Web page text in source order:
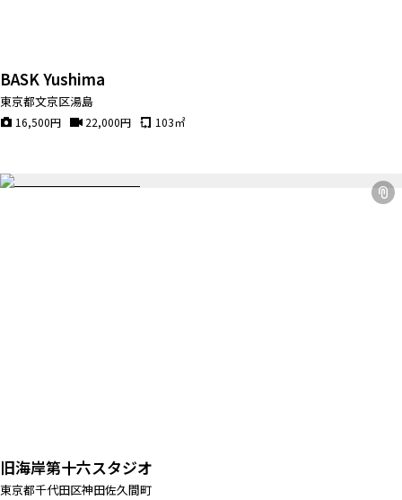
BASK Yushima
東京都文京区湯島
16,500円 22,000円 103㎡
旧海岸第十六スタジオ
東京都千代田区神田佐久間町